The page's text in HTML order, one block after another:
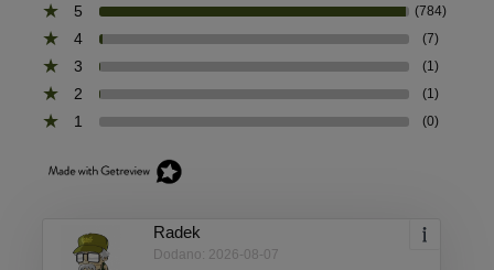
5
(784)
4 (7)
3 (1)
2 (1)
1 (0)
Radek
Dodano: 2026-08-07